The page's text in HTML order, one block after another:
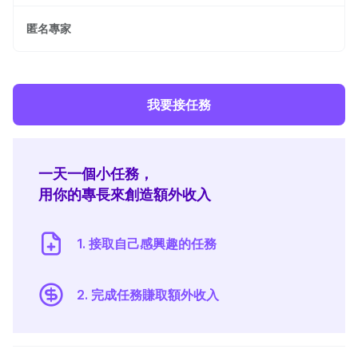
匿名專家
我要接任務
一天一個小任務，
用你的專長來創造額外收入
1. 接取自己感興趣的任務
2. 完成任務賺取額外收入